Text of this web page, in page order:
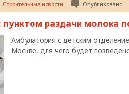
Строительные новости Опубликовано:
раздачи молока
Амбулатория с детским
Москве, для чего будет